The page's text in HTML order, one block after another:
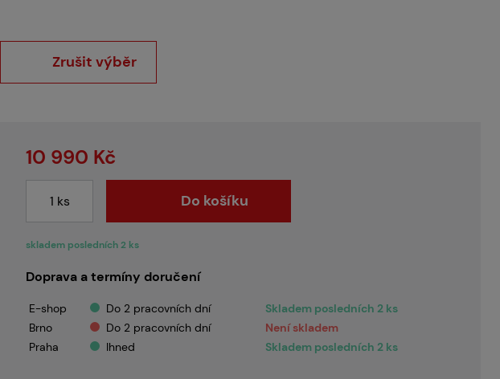
Zrušit výběr
skladem posledních 2 ks
10 990 Kč
Do košíku
Doprava a termíny doručení
E-shop Do 2 pracovních dní
Skladem posledních 2 ks
Brno
Do 2 pracovních dní
Není skladem
Praha
Ihned Skladem posledních 2 ks